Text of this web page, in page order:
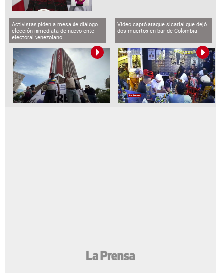
Activistas piden a mesa de diálogo
elección inmediata de nuevo ente
electoral venezolano
Video captó ataque sicarial que dejó
dos muertos en bar de Colombia